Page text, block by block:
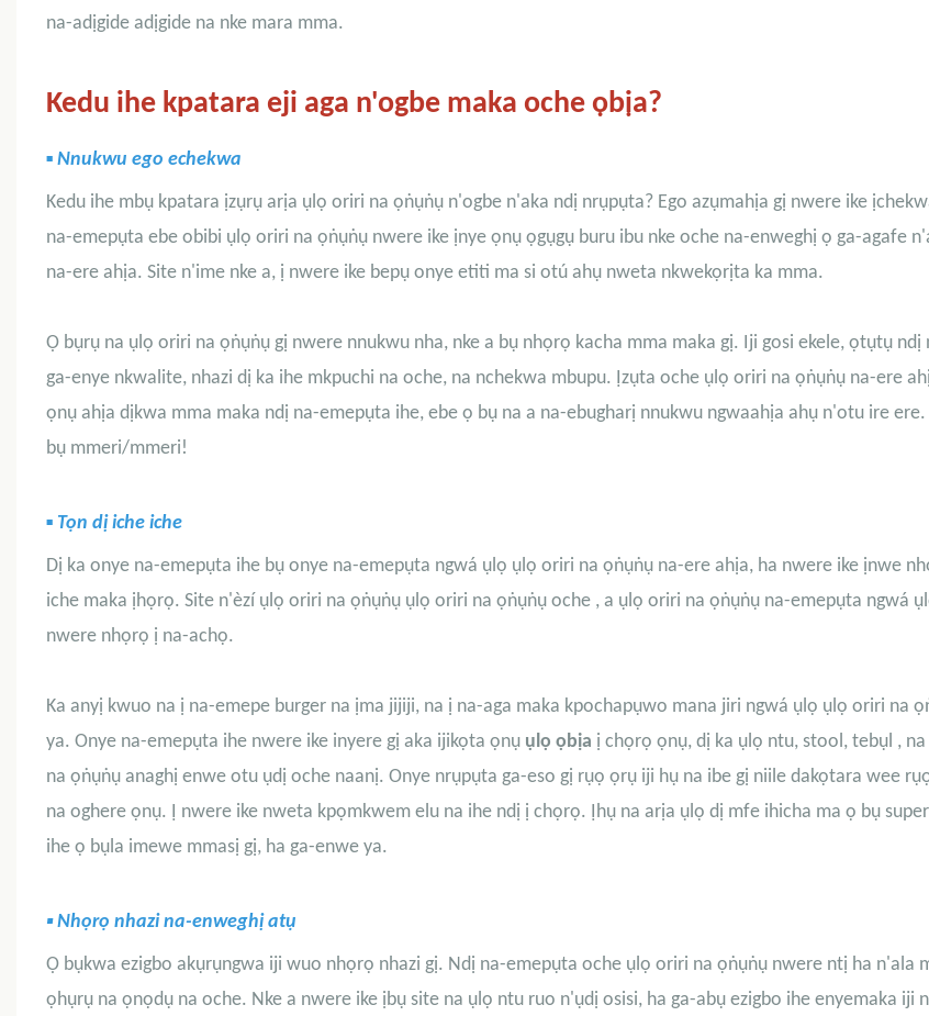
na-adịgide adịgide na nke mara mma.
Kedu ihe kpatara eji aga n'ogbe maka oche ọbịa?
▪ Nnukwu ego echekwa
Kedu ihe mbụ kpatara ịzụrụ arịa ụlọ oriri na ọṅụṅụ n'ogbe n'aka ndị nrụpụta? Ego azụmahịa gị nwere ike
na-emepụta ebe obibi ụlọ oriri na ọṅụṅụ nwere ike ịnye ọnụ ọgụgụ buru ibu nke oche na-enweghị ọ ga-agafe
na-ere ahịa. Site n'ime nke a, ị nwere ike bepụ onye etiti ma si otú ahụ nweta nkwekọrịta ka mma.
Ọ bụrụ na ụlọ oriri na ọṅụṅụ gị nwere nnukwu nha, nke a bụ nhọrọ kacha mma maka gị. Iji gosi ekele, ọtụtụ
ga-enye nkwalite, nhazi dị ka ihe mkpuchi na oche, na nchekwa mbupu. Ịzụta oche ụlọ oriri na ọṅụṅụ na-ere
ọnụ ahịa dịkwa mma maka ndị na-emepụta ihe, ebe ọ bụ na a na-ebugharị nnukwu ngwaahịa ahụ n'otu ire ere.
bụ mmeri/mmeri!
▪ Tọn dị iche iche
Dị ka onye na-emepụta ihe bụ onye na-emepụta ngwá ụlọ ụlọ oriri na ọṅụṅụ na-ere ahịa, ha nwere ike ịnwe
iche maka ịhọrọ. Site n'èzí ụlọ oriri na ọṅụṅụ ụlọ oriri na ọṅụṅụ oche , a ụlọ oriri na ọṅụṅụ na-emepụta ngwá
nwere nhọrọ ị na-achọ.
Ka anyị kwuo na ị na-emepe burger na ịma jijiji, na ị na-aga maka kpochapụwo mana jiri ngwá ụlọ ụlọ oriri na
ya. Onye na-emepụta ihe nwere ike inyere gị aka ijikọta ọnụ ụlọ ọbịa ị chọrọ ọnụ, dị ka ụlọ ntu, stool , tebụl , na
na ọṅụṅụ anaghị enwe otu ụdị oche naanị. Onye nrụpụta ga-eso gị rụọ ọrụ iji hụ na ibe gị niile dakọtara wee
na oghere ọnụ. Ị nwere ike nweta kpọmkwem elu na ihe ndị ị chọrọ. Ịhụ na arịa ụlọ dị mfe ihicha ma ọ bụ
ihe ọ bụla imewe mmasị gị, ha ga-enwe ya.
▪ Nhọrọ nhazi na-enweghị atụ
Ọ bụkwa ezigbo akụrụngwa iji wuo nhọrọ nhazi gị. Ndị na-emepụta oche ụlọ oriri na ọṅụṅụ nwere ntị ha n'ala
ọhụrụ na ọnọdụ na oche. Nke a nwere ike ịbụ site na ụlọ ntu ruo n'ụdị osisi, ha ga-abụ ezigbo ihe enyemaka iji